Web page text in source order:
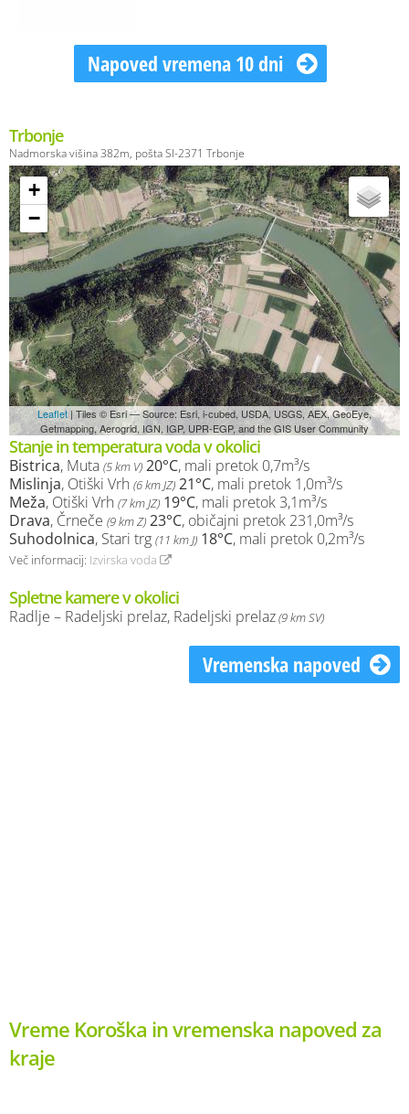
Napoved vremena 10 dni
Trbonje
Nadmorska višina 382m, pošta SI-2371 Trbonje
+
−
Leaflet| Tiles © Esri — Source: Esri, i-cubed, USDA, USGS, AEX, GeoEye,
Getmapping, Aerogrid, IGN, IGP, UPR-EGP, and the GIS User Community
Stanje in temperatura voda v okolici
Bistrica, Muta (5 km V) 20°C, mali pretok 0,7m³/s
Mislinja, Otiški Vrh (6 km JZ) 21°C, mali pretok 1,0m³/s
Meža, Otiški Vrh (7 km JZ) 19°C, mali pretok 3,1m³/s
Drava, Črneče (9 km Z) 23°C, običajni pretok 231,0m³/s
Suhodolnica, Stari trg (11 km J) 18°C, mali pretok 0,2m³/s
Več informacij: Izvirska voda
Spletne kamere v okolici
Radlje – Radeljski prelaz, Radeljski prelaz(9 km SV)
Vremenska napoved
Vreme Koroška in vremenska napoved za
kraje